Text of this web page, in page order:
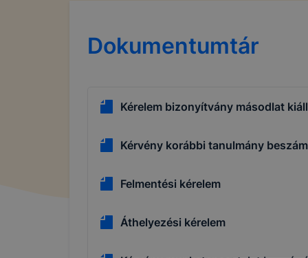
Dokumentumtár
Kérelem bizonyítvány másodlat
Kérvény korábbi tanulmány
Felmentési kérelem
Áthelyezési kérelem